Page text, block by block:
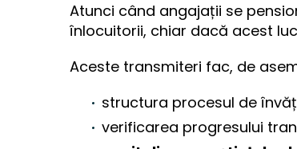
Atunci când angajații se
înlocuitorii, chiar dacă acest
Aceste transmiteri fac, de
structura procesul de
verificarea progresului